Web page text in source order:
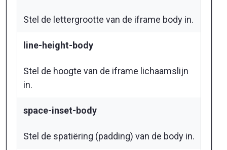
Stel de lettergrootte van de iframe body in.
line-height-body
Stel de hoogte van de iframe lichaamslijn
in.
space-inset-body
Stel de spatiëring (padding) van de body in.